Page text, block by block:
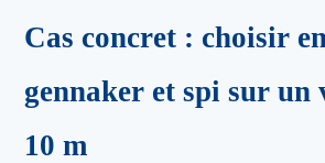
Cas concret : choisir
gennaker et spi sur un
10 m